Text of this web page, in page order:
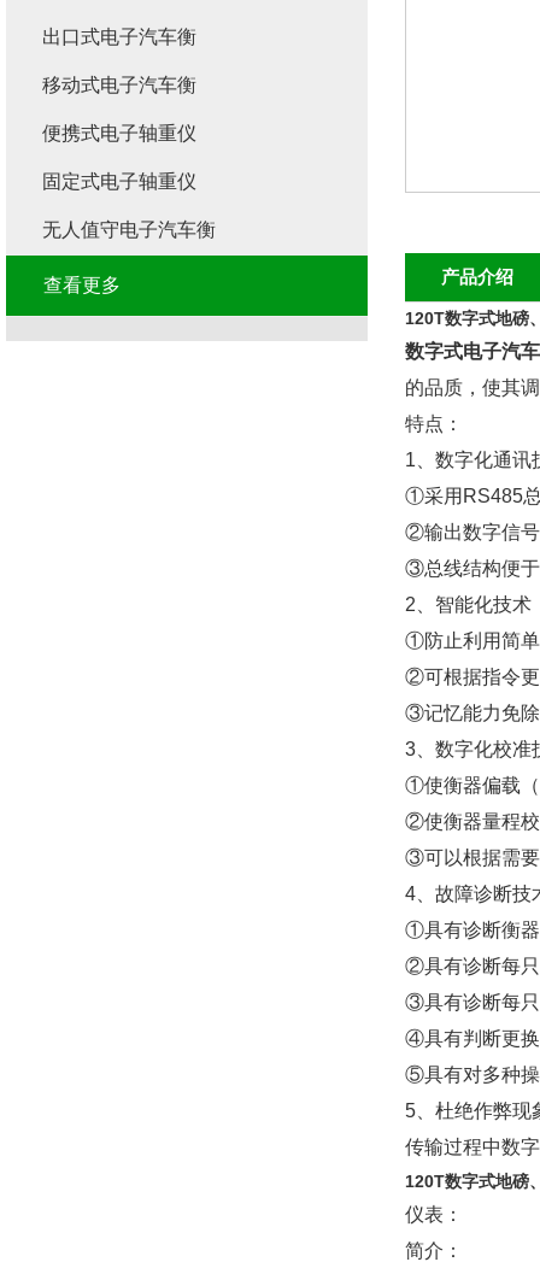
产品介绍
120T数字式地磅
数字式电子汽
的品质，使其
特点：
1 、数字化通讯
①采用 RS485
②输出数字信
③总线结构便于
2 、智能化技术
①防止利用简
②可根据指令
③记忆能力免
3 、数字化校准
①使衡器偏载
②使衡器量程
③可以根据需要
4 、故障诊断技
①具有诊断衡
②具有诊断每
③具有诊断每
④具有判断更换
⑤具有对多种
5 、杜绝作弊现
传输过程中数
120T数字式地磅
仪表：
简介：
出口式电子汽车衡
移动式电子汽车衡
便携式电子轴重仪
固定式电子轴重仪
无人值守电子汽车衡
查看更多